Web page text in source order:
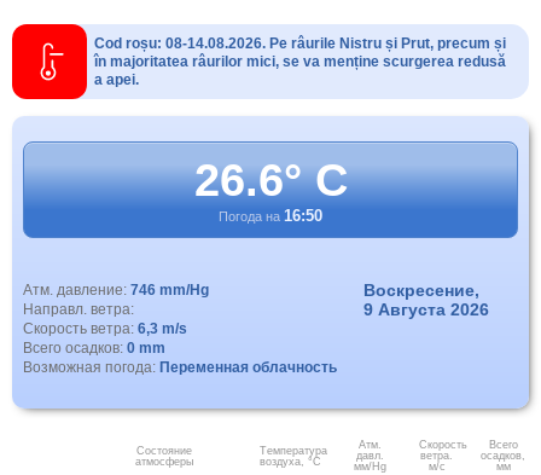
Cod roșu: 08-14.08.2026. Pe râurile Nistru și Prut, precum și
în majoritatea râurilor mici, se va menține scurgerea redusă
a apei.
26.6° C
Погода на 16:50
Атм. давление: 746 mm/Hg
Направл. ветра:
Скорость ветра: 6,3 m/s
Всего осадков: 0 mm
Возможная погода: Переменная облачность
Воскресение,
9 Августа 2026
Состояние
атмосферы
Температура
воздуха, °C
Атм.
давл.
мм/Hg
Скорость
ветра.
м/с
Всего
осадков,
мм